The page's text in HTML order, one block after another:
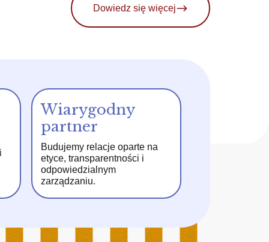
Dowiedz się więcej
Wiarygodny
partner
Budujemy relacje oparte na
etyce, transparentności i
odpowiedzialnym
zarządzaniu.